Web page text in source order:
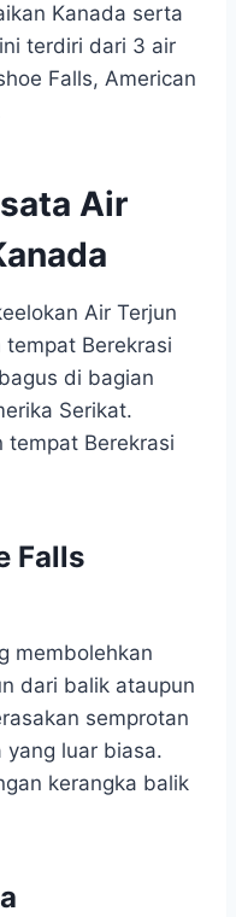
Kanada serta
terdiri dari 3 air
Falls, American
Air
Air Terjun
Berekrasi
di bagian
Serikat.
tempat Berekrasi
Falls
membolehkan
dari balik ataupun
semprotan
yang luar biasa.
kerangka balik